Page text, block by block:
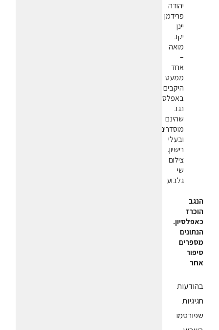
יהודה
פרידמן
יינן
יקב
מואה
–
אחד
ממעט
היקבים
באפלסיון
נגב
שהינם
מוסדרים
ובעלי
רישיון.
צילום
שי
גלבוע
הנגב
הוכרז
כאפלסיון.
הנתונים
מספרים
סיפור
אחר
בהודעות
חגיגיות
שפורסמו